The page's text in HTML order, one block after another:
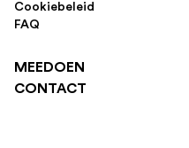
Cookiebeleid
FAQ
MEEDOEN
CONTACT